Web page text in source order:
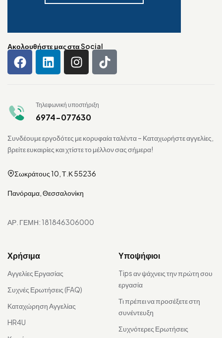
Ακολουθήστε μας στα Social
Τηλεφωνική υποστήριξη
6974-077630
Συνδέουμε εργοδότες με κορυφαία ταλέντα – Καταχωρήστε αγγελίες,
βρείτε ευκαιρίες και χτίστε το μέλλον σας σήμερα!
Σωκράτους 10, Τ.Κ 55236
Πανόραμα, Θεσσαλονίκη
ΑΡ. ΓΕΜΗ: 181846306000
Χρήσιμα
Αγγελίες Εργασίας
Συχνές Ερωτήσεις (FAQ)
Καταχώρηση Αγγελίας
HR4U
Υποψήφιοι
Tips αν ψάχνεις την πρώτη σου
εργασία
Τι πρέπει να προσέξετε στη
συνέντευξη
Συχνότερες Ερωτήσεις